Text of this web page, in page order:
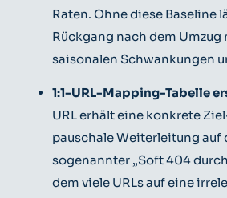
Raten. Ohne diese Baseline
Rückgang nach dem Umzug
saisonalen Schwankungen
1:1-URL-Mapping-Tabelle
URL erhält eine konkrete
pauschale Weiterleitung auf
sogenannter „Soft 404
dem viele URLs auf eine